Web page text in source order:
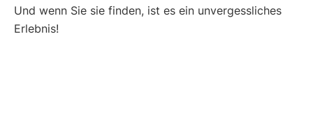
Und wenn Sie sie finden, ist es ein unvergessliches
Erlebnis!